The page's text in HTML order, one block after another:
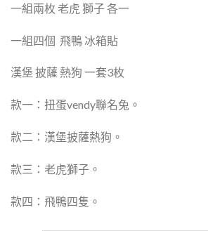
一組兩枚 老虎 獅子 各一
一組四個 飛鴨 冰箱貼
漢堡 披薩 熱狗 一套3枚
款一：扭蛋vendy聯名兔。
款二：漢堡披薩熱狗。
款三：老虎獅子。
款四：飛鴨四隻。